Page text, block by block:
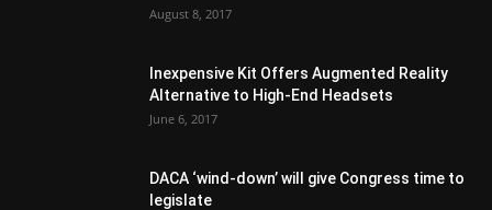
August 8, 2017
Inexpensive Kit Offers Augmented Reality
Alternative to High-End Headsets
June 6, 2017
DACA ‘wind-down’ will give Congress time to
legislate